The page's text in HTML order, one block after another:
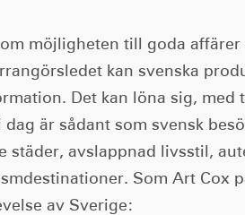
möjligheten till goda
kan svenska
Det kan löna sig, med
är sådant som svensk
avslappnad livsstil,
Som Art Cox
av Sverige: